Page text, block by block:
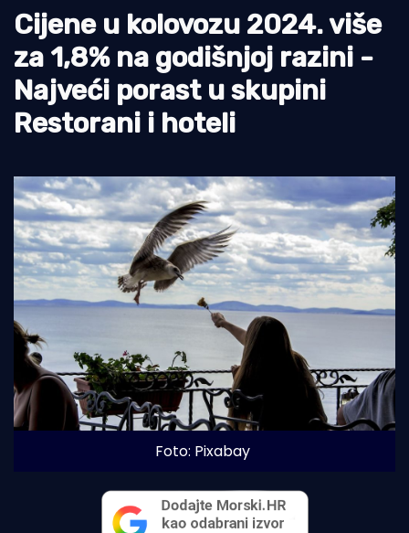
Pomorstvo
Ribolov
Ekologija
Tradicija i kultura
Cijene u kolovozu 2024. više
za 1,8% na godišnjoj razini -
Najveći porast u skupini
Restorani i hoteli
Foto: Pixabay